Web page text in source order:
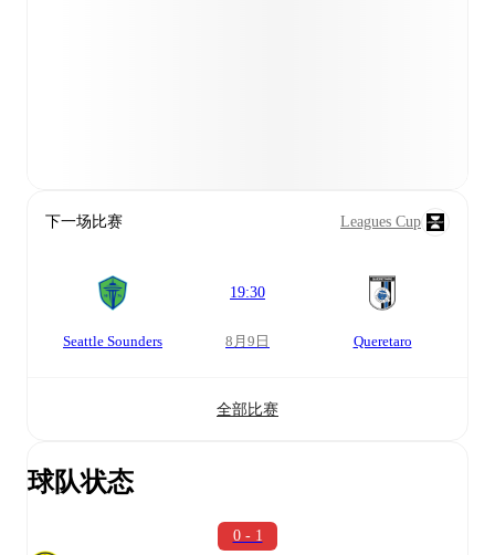
下一场比赛 Leagues Cup
Seattle Sounders
19:30
8月9日 Queretaro
全部比赛
球队状态
0 - 1